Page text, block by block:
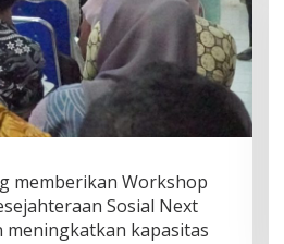
memberikan Workshop
Sosial Next
meningkatkan kapasitas
dalam Menjaga
Publik
| 5 Juli 2026